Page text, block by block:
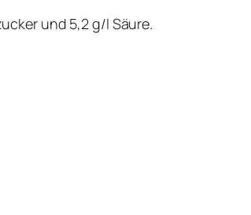
und 5,2 g/l Säure.